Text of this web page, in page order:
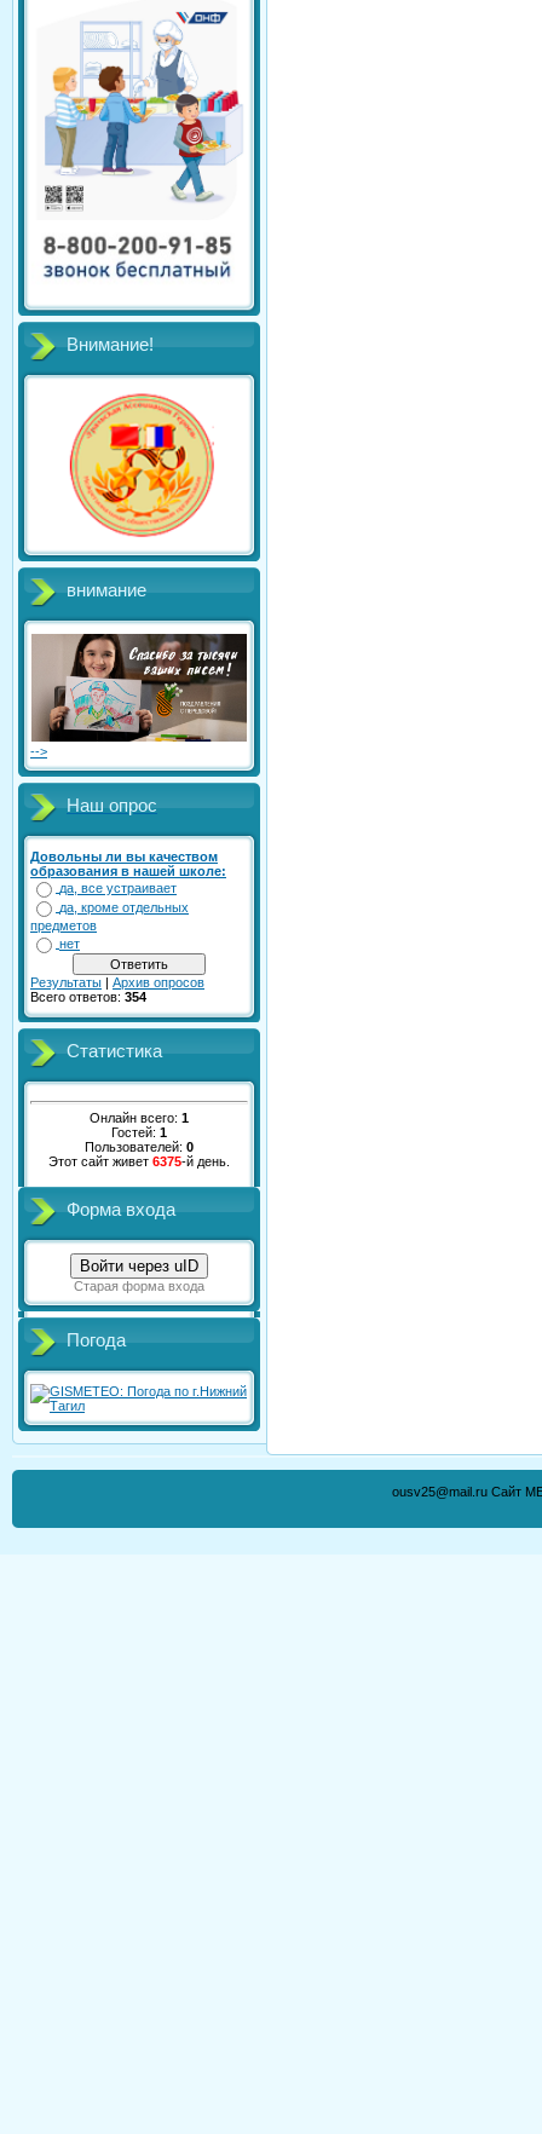
Внимание!
внимание
-->
Наш опрос
Довольны ли вы качеством
образования в нашей школе:
да, все устраивает
да, кроме отдельных
предметов
нет
Результаты | Архив опросов
Всего ответов: 354
Статистика
Онлайн всего: 1
Гостей: 1
Пользователей: 0
Этот сайт живет 6375-й день.
Форма входа
Войти через uID
Старая форма входа
Погода
ousv25@mail.ru Сайт